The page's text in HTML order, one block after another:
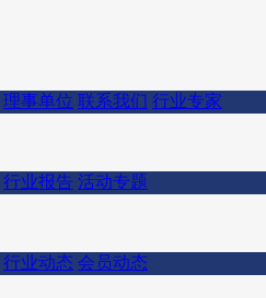
理事单位 联系我们 行业专家
行业报告 活动专题
行业动态 会员动态